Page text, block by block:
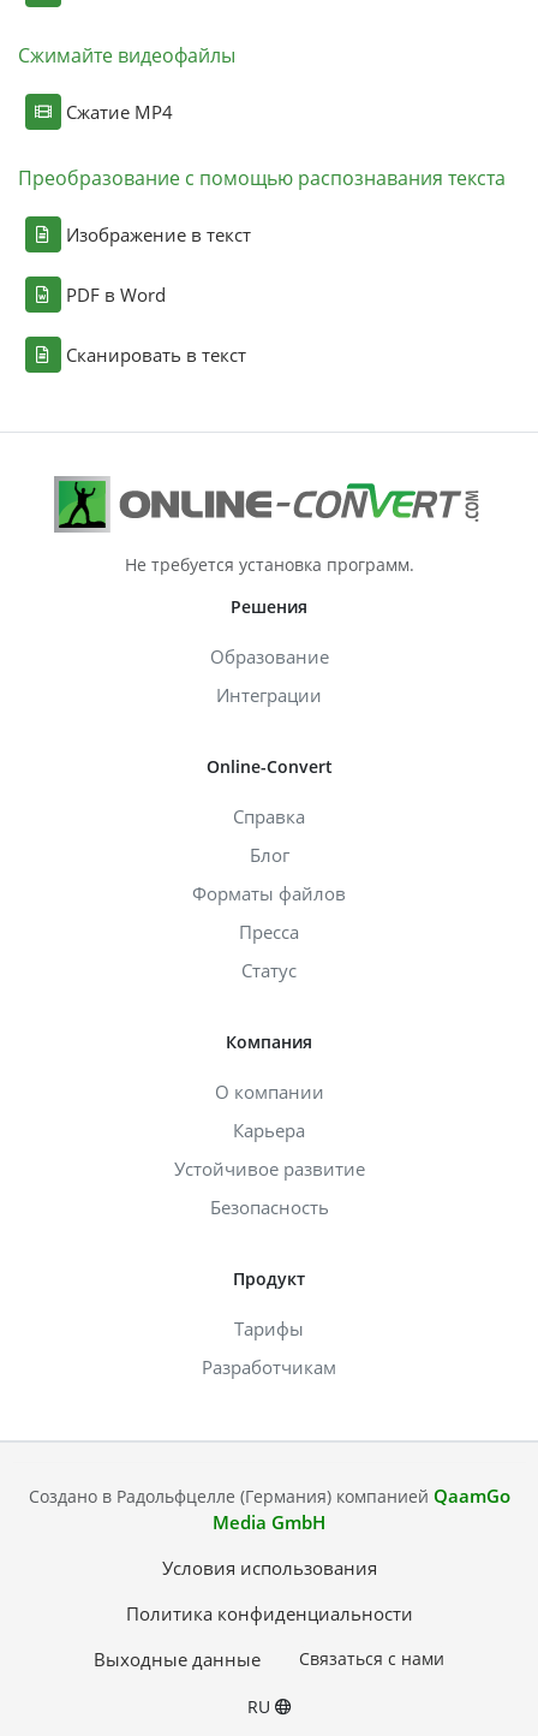
Сжимайте видеофайлы
Сжатие MP4
Преобразование с помощью распознавания текста
Изображение в текст
PDF в Word
Сканировать в текст
Не требуется установка программ.
Решения
Образование
Интеграции
Online-Convert
Справка
Блог
Форматы файлов
Пресса
Статус
Компания
О компании
Карьера
Устойчивое развитие
Безопасность
Продукт
Тарифы
Разработчикам
Создано в Радольфцелле (Германия) компанией QaamGo
Media GmbH
Условия использования
Политика конфиденциальности
Выходные данные
Связаться с нами
RU